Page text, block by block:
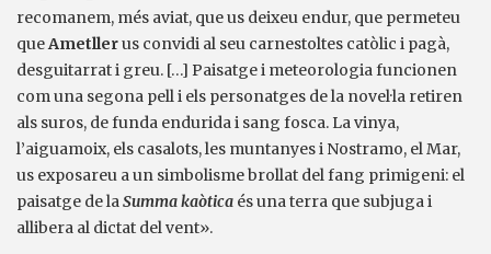
recomanem, més aviat, que us deixeu endur, que permeteu
queAmetllerus convidi al seu carnestoltes catòlic i pagà,
desguitarrat i greu. […] Paisatge i meteorologia funcionen
com una segona pell i els personatges de la novel·la retiren
als suros, de funda endurida i sang fosca. La vinya,
l’aiguamoix, els casalots, les muntanyes i Nostramo, el Mar,
us exposareu a un simbolisme brollat del fang primigeni: el
paisatge de la Summa kaòtica és una terra que subjuga i
allibera al dictat del vent».